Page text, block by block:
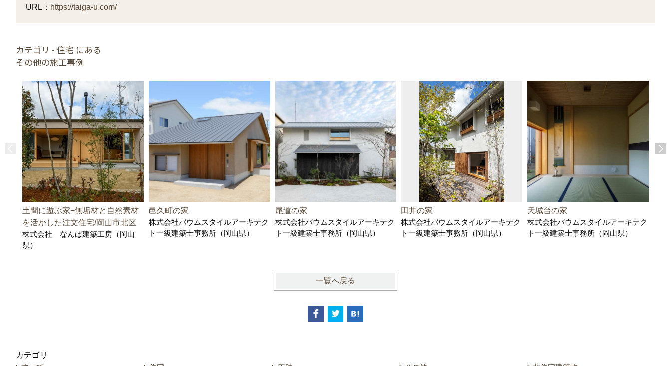
URL： https://taiga-u.com/
カテゴリ - 住宅 にある
その他の施工事例
土間に遊ぶ家−無垢材と自然素材
を活かした注文住宅/岡山市北区
株式会社 なんば建築工房（岡山
県）
邑久町の家
株式会社バウムスタイルアーキテク
ト一級建築士事務所（岡山県）
尾道の家
株式会社バウムスタイルアーキテク
ト一級建築士事務所（岡山県）
田井の家
株式会社バウムスタイルアーキテク
ト一級建築士事務所（岡山県）
天城台の家
株式会社バウムスタイルアーキテク
ト一級建築士事務所（岡山県）
一覧へ戻る
カテゴリ